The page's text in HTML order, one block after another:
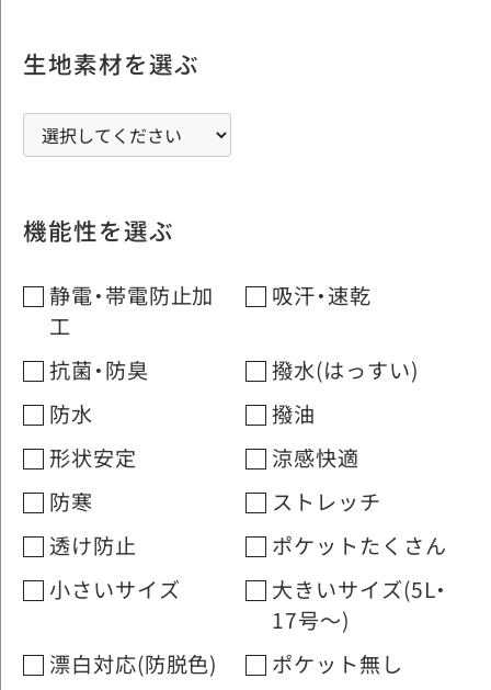
生地素材を選ぶ
機能性を選ぶ
静電・帯電防止加
工
吸汗・速乾
抗菌・防臭
撥水(はっすい)
防水
撥油
形状安定
涼感快適
防寒
ストレッチ
透け防止
ポケットたくさん
小さいサイズ
大きいサイズ(5L・
17号～)
漂白対応(防脱色)
ポケット無し